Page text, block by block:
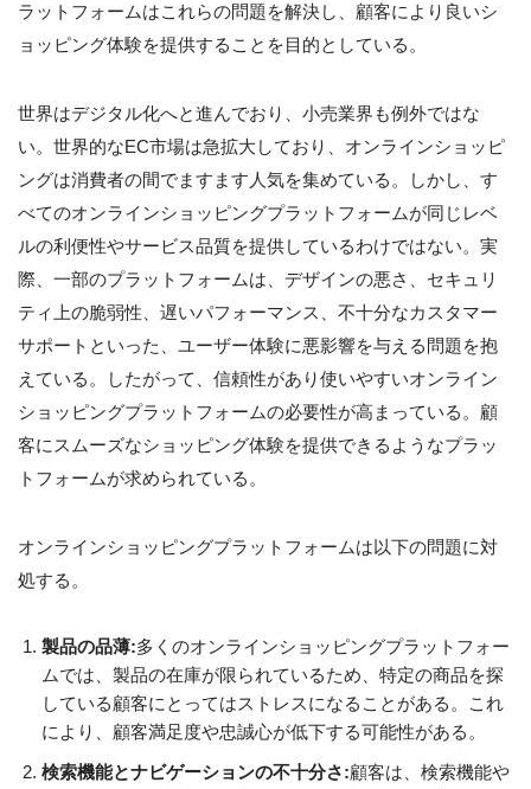
ラットフォームはこれらの問題を解決し、顧客により良いシ
ョッピング体験を提供することを目的としている。
世界はデジタル化へと進んでおり、小売業界も例外ではな
い。世界的なEC市場は急拡大しており、オンラインショッピ
ングは消費者の間でますます人気を集めている。しかし、す
べてのオンラインショッピングプラットフォームが同じレベ
ルの利便性やサービス品質を提供しているわけではない。実
際、一部のプラットフォームは、デザインの悪さ、セキュリ
ティ上の脆弱性、遅いパフォーマンス、不十分なカスタマー
サポートといった、ユーザー体験に悪影響を与える問題を抱
えている。したがって、信頼性があり使いやすいオンライン
ショッピングプラットフォームの必要性が高まっている。顧
客にスムーズなショッピング体験を提供できるようなプラッ
トフォームが求められている。
オンラインショッピングプラットフォームは以下の問題に対
処する。
製品の品薄:多くのオンラインショッピングプラットフォー
ムでは、製品の在庫が限られているため、特定の商品を探
している顧客にとってはストレスになることがある。これ
により、顧客満足度や忠誠心が低下する可能性がある。
検索機能とナビゲーションの不十分さ:顧客は、検索機能や